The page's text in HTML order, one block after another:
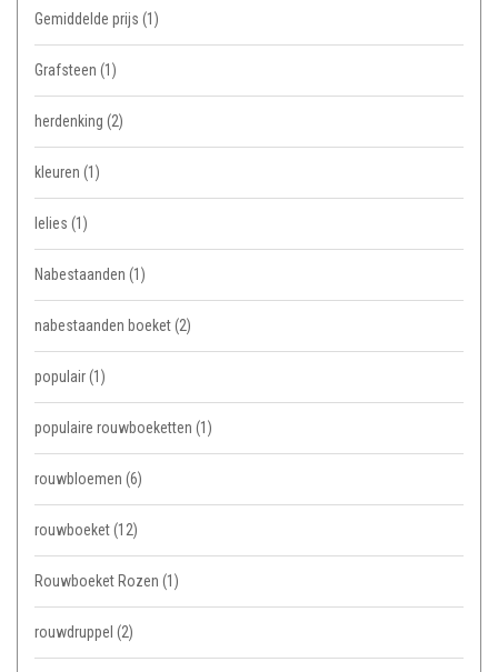
Gemiddelde prijs (1)
Grafsteen (1)
herdenking (2)
kleuren (1)
lelies (1)
Nabestaanden (1)
nabestaanden boeket(2)
populair(1)
populaire rouwboeketten (1)
rouwbloemen (6)
rouwboeket(12)
Rouwboeket Rozen (1)
rouwdruppel (2)